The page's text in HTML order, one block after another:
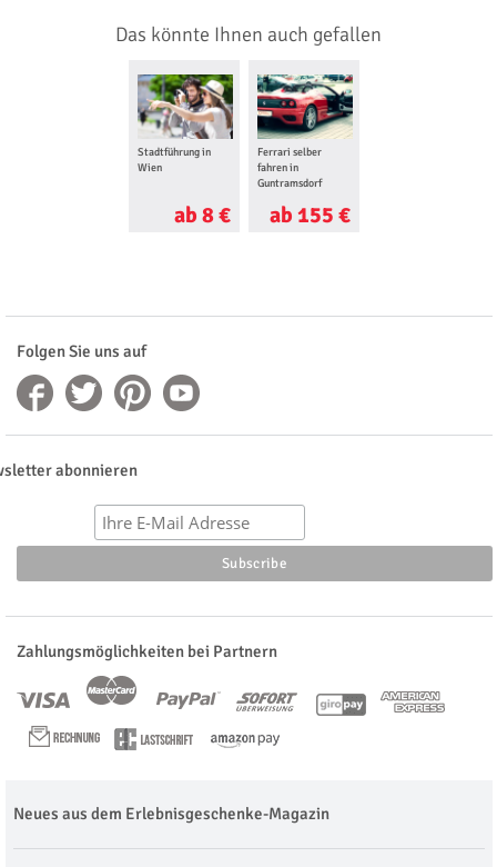
Das könnte Ihnen auch gefallen
Stadtführung in
Wien
ab 8 €
Ferrari selber
fahren in
Guntramsdorf
ab 155 €
Folgen Sie uns auf
abonnieren
Zahlungsmöglichkeiten bei Partnern
Neues aus dem Erlebnisgeschenke-Magazin